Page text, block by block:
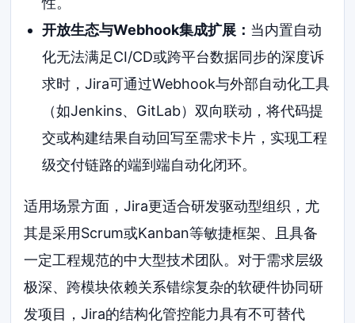
开放生态与Webhook集成扩展： 当内置自动
化无法满足CI/CD或跨平台数据同步的深度诉
求时，Jira可通过Webhook与外部自动化工具
（如Jenkins、GitLab）双向联动，将代码提
交或构建结果自动回写至需求卡片，实现工程
级交付链路的端到端自动化闭环。
适用场景方面，Jira更适合研发驱动型组织，尤
其是采用Scrum或Kanban等敏捷框架、且具备
一定工程规范的中大型技术团队。对于需求层级
极深、跨模块依赖关系错综复杂的软硬件协同研
发项目，Jira的结构化管控能力具有不可替代